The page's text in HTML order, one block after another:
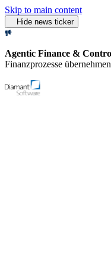
Skip to main content
Hide news ticker
Agentic Finance &
Finanzprozesse übernehmen